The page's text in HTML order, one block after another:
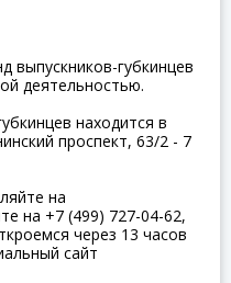
выпускников-губкинцев
деятельностью.
находится в
проспект, 63/2 - 7
на
на +7 (499) 727-04-62,
через 13 часов
сайт